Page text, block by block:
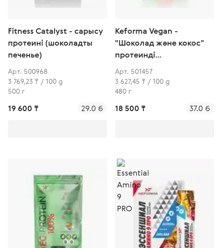
Fitness Catalyst - сарысу
протеині (шоколадты
печенье)
Арт. 500968
3 769,23 ₸ / 100 g
500 г
19 600 ₸ 29.0 б
Keforma Vegan -
"Шоколад және кокос"
протеинді
вегетариандық-коктейлі
Арт. 501457
3 627,45 ₸ / 100 g
480 г
18 500 ₸ 37.0 б